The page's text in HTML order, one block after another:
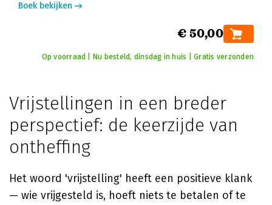
Boek bekijken
€ 50,00
Op voorraad | Nu besteld, dinsdag in huis | Gratis verzonden
Vrijstellingen in een breder
perspectief: de keerzijde van
ontheffing
Het woord 'vrijstelling' heeft een positieve klank
— wie vrijgesteld is, hoeft niets te betalen of te